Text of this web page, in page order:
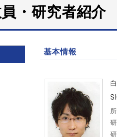
員・研究者紹
基本情報